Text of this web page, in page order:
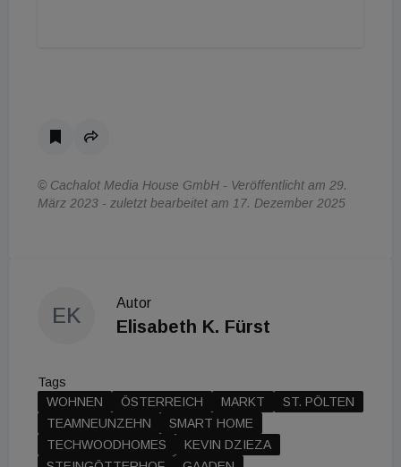
© Cachalot Media House GmbH - Veröffentlicht am 29.
März 2023 - zuletzt bearbeitet am 17. Dezember 2025
EK
Autor
Elisabeth K. Fürst
Tags
WOHNEN
ÖSTERREICH MARKT
ST. PÖLTEN
TEAMNEUNZEHN
SMART HOME
TECHWOODHOMES
KEVIN DZIEZA